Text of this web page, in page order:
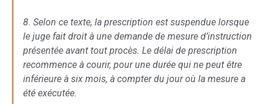
8. Selon ce texte, la prescription est suspendue lorsque
le juge fait droit à une demande de mesure d’instruction
présentée avant tout procès. Le délai de prescription
recommence à courir, pour une durée qui ne peut être
inférieure à six mois, à compter du jour où la mesure a
été exécutée.